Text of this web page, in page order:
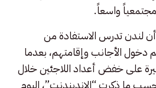
واسعاً.
لندن تدرس الاستفادة من
دخول الأجانب وإقامتهم، بعدما
على خفض أعداد اللاجئين خلال
ما ذكرت “الإندبندنت”، اليوم